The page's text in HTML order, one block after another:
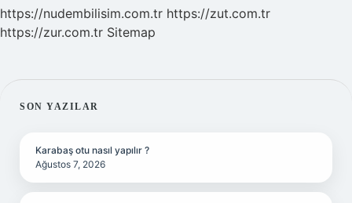
https://nudembilisim.com.tr https://zut.com.tr
https://zur.com.tr Sitemap
SIDEBAR
SON YAZILAR
Karabaş otu nasıl yapılır ?
Ağustos 7, 2026